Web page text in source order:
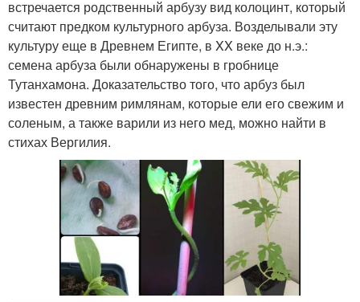
встречается родственный арбузу вид колоцинт, который
считают предком культурного арбуза. Возделывали эту
культуру еще в Древнем Египте, в XX веке до н.э.:
семена арбуза были обнаружены в гробнице
Тутанхамона. Доказательство того, что арбуз был
известен древним римлянам, которые ели его свежим и
соленым, а также варили из него мед, можно найти в
стихах Вергилия.